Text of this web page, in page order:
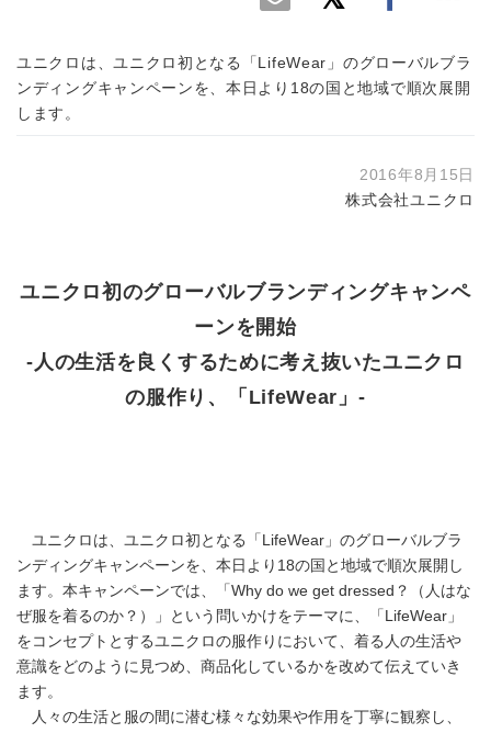
ユニクロは、ユニクロ初となる「LifeWear」のグローバルブラ
ンディングキャンペーンを、本日より18の国と地域で順次展開
します。
2016年8月15日
株式会社ユニクロ
ユニクロ初のグローバルブランディングキャンペ
ーンを開始
‐人の生活を良くするために考え抜いたユニクロ
の服作り、「LifeWear」‐
ユニクロは、ユニクロ初となる「LifeWear」のグローバルブラ
ンディングキャンペーンを、本日より18の国と地域で順次展開し
ます。本キャンペーンでは、「Why do we get dressed？（人はな
ぜ服を着るのか？）」という問いかけをテーマに、「LifeWear」
をコンセプトとするユニクロの服作りにおいて、着る人の生活や
意識をどのように見つめ、商品化しているかを改めて伝えていき
ます。
人々の生活と服の間に潜む様々な効果や作用を丁寧に観察し、